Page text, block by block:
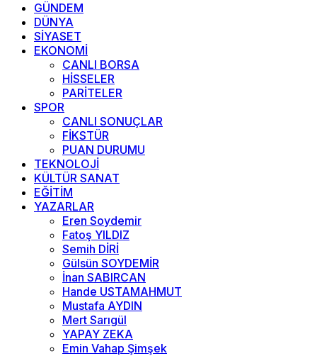
GÜNDEM
DÜNYA
SİYASET
EKONOMİ
CANLI BORSA
HİSSELER
PARİTELER
SPOR
CANLI SONUÇLAR
FİKSTÜR
PUAN DURUMU
TEKNOLOJİ
KÜLTÜR SANAT
EĞİTİM
YAZARLAR
Eren Soydemir
Fatoş YILDIZ
Semih DİRİ
Gülsün SOYDEMİR
İnan SABIRCAN
Hande USTAMAHMUT
Mustafa AYDIN
Mert Sarıgül
YAPAY ZEKA
Emin Vahap Şimşek